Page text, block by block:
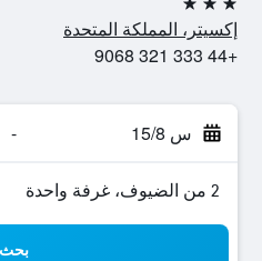
3 نجوم
إكسيتر، المملكة المتحدة
+44 333 321 9068
س 15/8 -
2 من الضيوف، غرفة واحدة
بحث